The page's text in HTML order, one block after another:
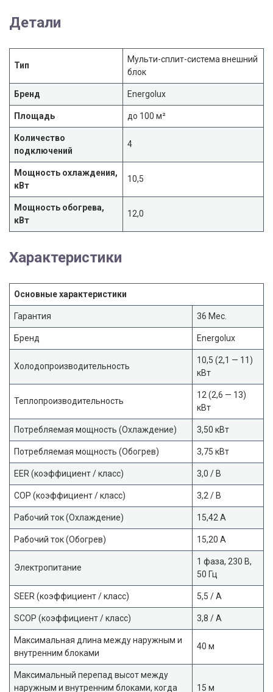
Детали
Тип
Мульти-сплит-система внешний
блок
Бренд Energolux
Площадь до 100 м²
Количество
подключений
4
Мощность охлаждения,
кВт
10,5
Мощность обогрева,
кВт
12,0
Характеристики
Основные характеристики
Гарантия 36 Мес.
Бренд Energolux
Холодопроизводительность
10,5 (2,1 — 11)
кВт
Теплопроизводительность
12 (2,6 — 13)
кВт
Потребляемая мощность (Охлаждение) 3,50 кВт
Потребляемая мощность (Обогрев) 3,75 кВт
EER (коэффициент / класс) 3,0 / В
COP (коэффициент / класс) 3,2 / B
Рабочий ток (Охлаждение) 15,42 A
Рабочий ток (Обогрев) 15,20 А
Электропитание
1 фаза, 230 В,
50 Гц
SEER (коэффициент / класс) 5,5 / А
SCOP (коэффициент / класс) 3,8 / А
Максимальная длина между наружным и
внутренним блоками
40 м
Максимальный перепад высот между
наружным и внутренним блоками, когда
15 м